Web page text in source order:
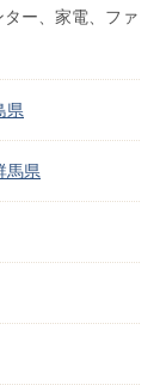
ー、家電、ファ
県
馬県